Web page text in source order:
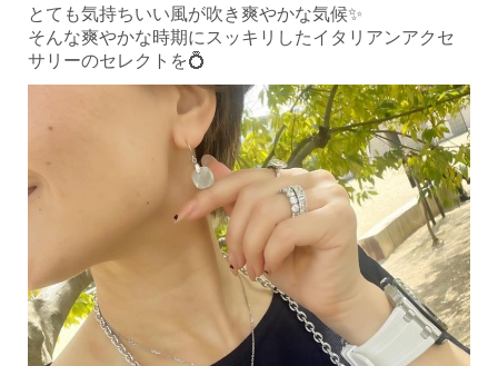
とても気持ちいい風が吹き爽やかな気候✨
そんな爽やかな時期にスッキリしたイタリアンアクセ
サリーのセレクトを💍